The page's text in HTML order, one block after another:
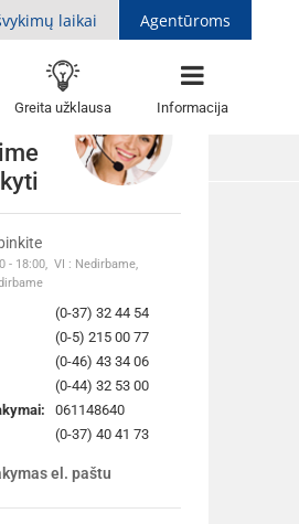
laikai Agentūroms
Greita užklausa Informacija
- 18:00, VI : Nedirbame,
(0-37) 32 44 54
(0-5) 215 00 77
(0-46) 43 34 06
(0-44) 32 53 00
061148640
(0-37) 40 41 73
el. paštu